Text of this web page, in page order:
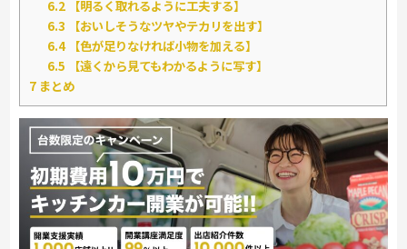
6.2 【明るく取れるように工夫する】
6.3 【おいしそうなツヤやテカリを出す】
6.4【色が足りなければ小物を加える】
6.5 【遠くから見てもわかるように写す】
7 まとめ